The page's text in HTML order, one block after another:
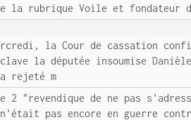
la rubrique Voile et
la Cour de cassation
la députée insoumise Danièle
rejeté m
2 "revendique de ne pas
pas encore en guerre